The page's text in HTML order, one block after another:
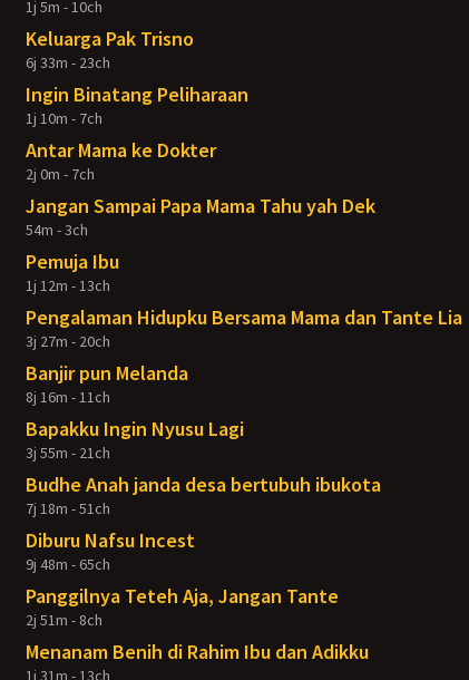
1j 5m - 10ch
Keluarga Pak Trisno
6j 33m - 23ch
Ingin Binatang Peliharaan
1j 10m - 7ch
Antar Mama ke Dokter
2j 0m - 7ch
Jangan Sampai Papa Mama Tahu yah Dek
54m - 3ch
Pemuja Ibu
1j 12m - 13ch
Pengalaman Hidupku Bersama Mama dan Tante Lia
3j 27m - 20ch
Banjir pun Melanda
8j 16m - 11ch
Bapakku Ingin Nyusu Lagi
3j 55m - 21ch
Budhe Anah janda desa bertubuh ibukota
7j 18m - 51ch
Diburu Nafsu Incest
9j 48m - 65ch
Panggilnya Teteh Aja, Jangan Tante
2j 51m - 8ch
Menanam Benih di Rahim Ibu dan Adikku
1j 31m - 13ch